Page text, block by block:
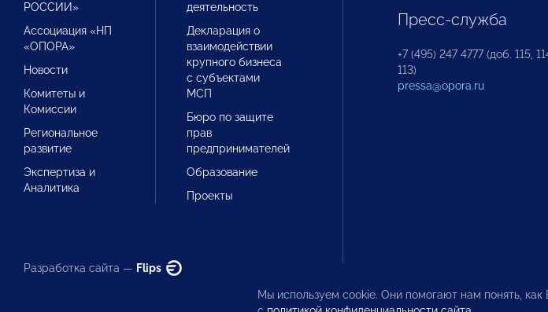
РОССИИ»
Ассоциация «НП
«ОПОРА»
Новости
Комитеты и
Комиссии
Региональное
развитие
Экспертиза и
Аналитика
деятельность
Декларация о
взаимодействии
крупного бизнеса
с субъектами
МСП
Бюро по защите
прав
предпринимателей
Образование
Проекты
Разработка сайта — Flips
Пресс-служба
+7 (495) 247 4777 (доб. 115,
113)
pressa@opora.ru
Мы используем cookie. Они помогают нам понять,